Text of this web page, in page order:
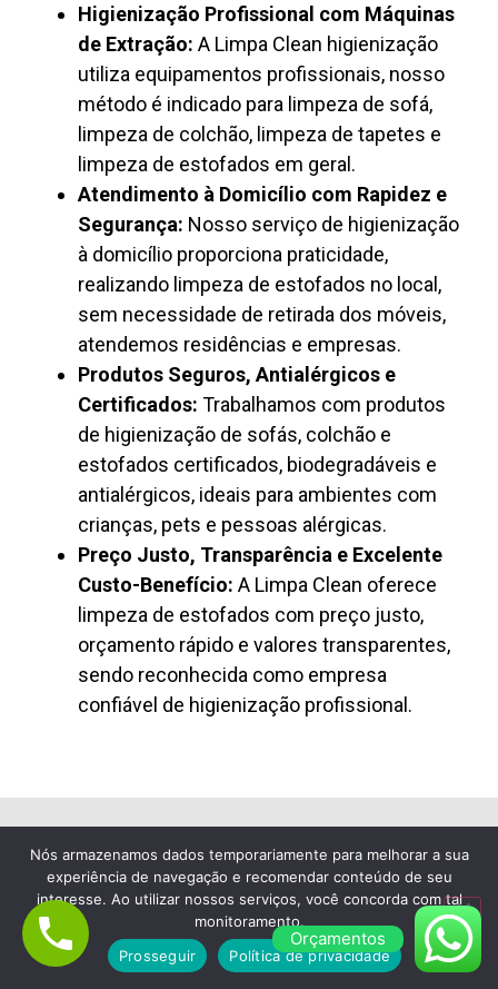
Higienização Profissional com Máquinas
de Extração: A Limpa Clean higienização
utiliza equipamentos profissionais, nosso
método é indicado para limpeza de sofá,
limpeza de colchão, limpeza de tapetes e
limpeza de estofados em geral.
Atendimento à Domicílio com Rapidez e
Segurança: Nosso serviço de higienização
à domicílio proporciona praticidade,
realizando limpeza de estofados no local,
sem necessidade de retirada dos móveis,
atendemos residências e empresas.
Produtos Seguros, Antialérgicos e
Certificados: Trabalhamos com produtos
de higienização de sofás, colchão e
estofados certificados, biodegradáveis e
antialérgicos, ideais para ambientes com
crianças, pets e pessoas alérgicas.
Preço Justo, Transparência e Excelente
Custo-Benefício: A Limpa Clean oferece
limpeza de estofados com preço justo,
orçamento rápido e valores transparentes,
sendo reconhecida como empresa
confiável de higienização profissional.
Lavagem de Colchão à Seco em Embu
Guaçu
Empresa de Limpeza de
Colchão em Embu Guaçu,
Orçamentos
Nós armazenamos dados temporariamente para melhorar a sua
experiência de navegação e recomendar conteúdo de seu
interesse. Ao utilizar nossos serviços, você concorda com tal
monitoramento.
Prosseguir
Política de privacidade